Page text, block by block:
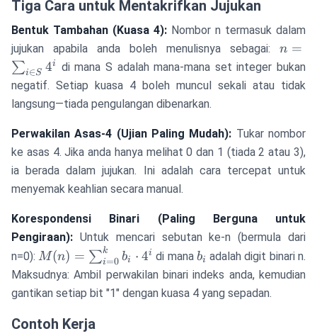
Tiga Cara untuk Mentakrifkan Jujukan
Bentuk Tambahan (Kuasa 4): Nombor n termasuk dalam
jujukan apabila anda boleh menulisnya sebagai:n
\in
n =
∑i∈S 4i
di mana S adalah mana-mana set integer bukan
negatif. Setiap kuasa 4 boleh muncul sekali atau tidak
langsung—tiada pengulangan dibenarkan.
Perwakilan Asas-4 (Ujian Paling Mudah): Tukar nombor
ke asas 4. Jika anda hanya melihat 0 dan 1 (tiada 2 atau 3),
ia berada dalam jujukan. Ini adalah cara tercepat untuk
menyemak keahlian secara manual.
Korespondensi Binari (Paling Berguna untuk
Pengiraan): Untuk mencari sebutan ke-n (bermula dari
n=0):M(n) =
\sum_{i=0}^{k}
b_i \cdot 4^i
M(n) = ∑i=0
k bi ⋅ 4i di mana b_i
bi adalah digit binari n.
Maksudnya: Ambil perwakilan binari indeks anda, kemudian
gantikan setiap bit "1" dengan kuasa 4 yang sepadan.
Contoh Kerja